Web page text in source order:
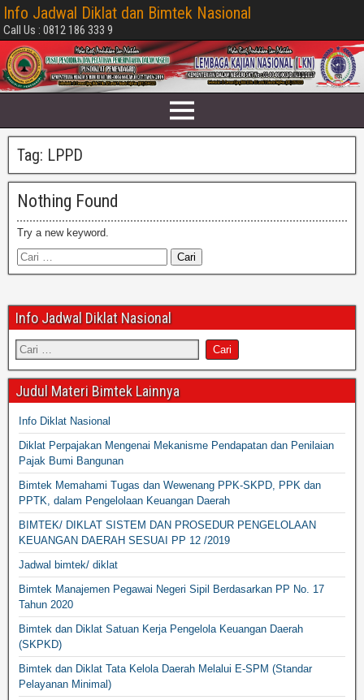
Info Jadwal Diklat dan Bimtek Nasional
Call Us : 0812 186 333 9
Tag: LPPD
Nothing Found
Try a new keyword.
Info Jadwal Diklat Nasional
Judul Materi Bimtek Lainnya
Info Diklat Nasional
Diklat Perpajakan Mengenai Mekanisme Pendapatan dan Penilaian
Pajak Bumi Bangunan
Bimtek Memahami Tugas dan Wewenang PPK-SKPD, PPK dan
PPTK, dalam Pengelolaan Keuangan Daerah
BIMTEK/ DIKLAT SISTEM DAN PROSEDUR PENGELOLAAN
KEUANGAN DAERAH SESUAI PP 12 /2019
Jadwal bimtek/ diklat
Bimtek Manajemen Pegawai Negeri Sipil Berdasarkan PP No. 17
Tahun 2020
Bimtek dan Diklat Satuan Kerja Pengelola Keuangan Daerah
(SKPKD)
Bimtek dan Diklat Tata Kelola Daerah Melalui E-SPM (Standar
Pelayanan Minimal)